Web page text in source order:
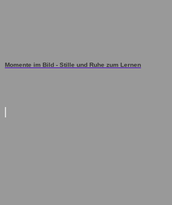
Momente im Bild - Stille und Ruhe zum Lernen